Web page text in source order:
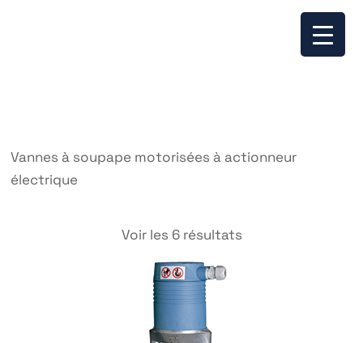
Vannes à soupape motorisées à actionneur
électrique
Voir les 6 résultats